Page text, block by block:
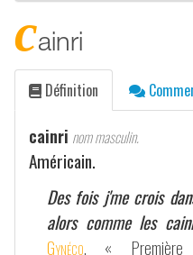
cainri
Définition
cainri nom masculin.
Américain.
Des fois j'me crois
alors comme les
Gynéco, « Première